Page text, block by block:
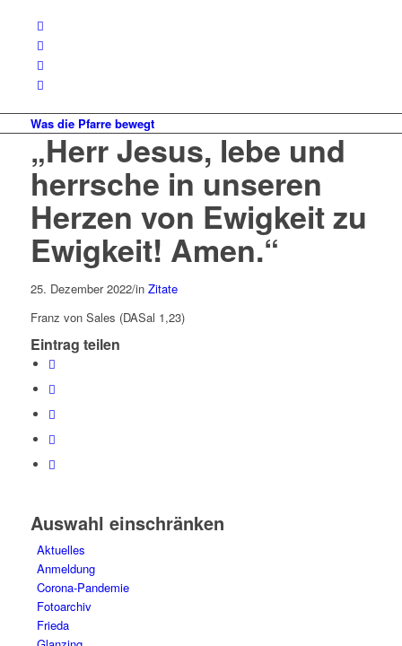
Was die Pfarre bewegt
„Herr Jesus, lebe und
herrsche in unseren
Herzen von Ewigkeit zu
Ewigkeit! Amen.“
25. Dezember 2022/in Zitate
Franz von Sales (DASal 1,23)
Eintrag teilen
Auswahl einschränken
Aktuelles
Anmeldung
Corona-Pandemie
Fotoarchiv
Frieda